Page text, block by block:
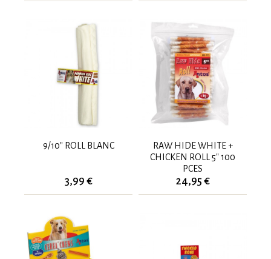
9/10" ROLL BLANC
3,99 €
RAW HIDE WHITE +
CHICKEN ROLL 5" 100
PCES
24,95 €